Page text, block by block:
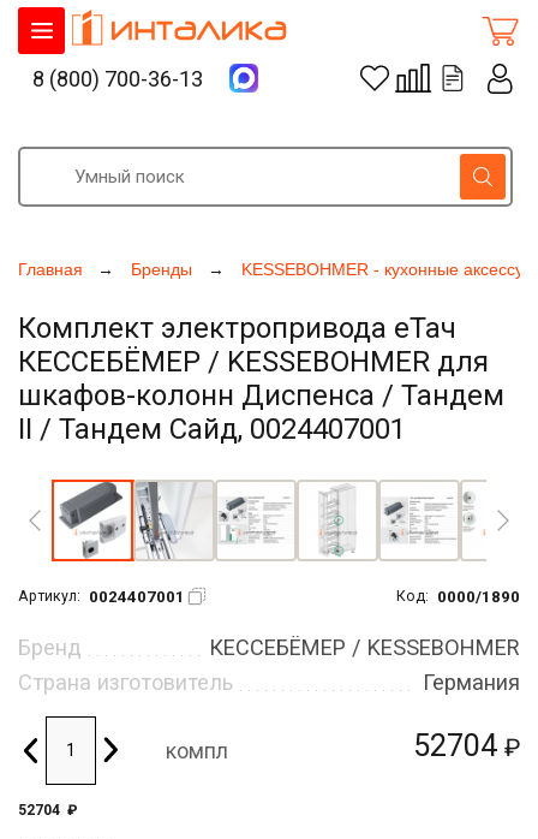
Главная Бренды KESSEBOHMER - кухонные
Комплект электропривода еТач
КЕССЕБЁМЕР / KESSEBOHMER для
шкафов-колонн Диспенса / Тандем
II / Тандем Сайд, 0024407001
Артикул: 0024407001 Код: 0000/1890
52704 ₽
Бренд
КЕССЕБЁМЕР / KESSEBOHMER
Страна изготовитель
Германия
компл
52704 ₽
8 (800) 700-36-13